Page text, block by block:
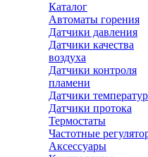
Каталог
Автоматы горения
Датчики давления
Датчики качества
воздуха
Датчики контроля
пламени
Датчики
Датчики протока
Термостаты
Частотные
Аксессуары